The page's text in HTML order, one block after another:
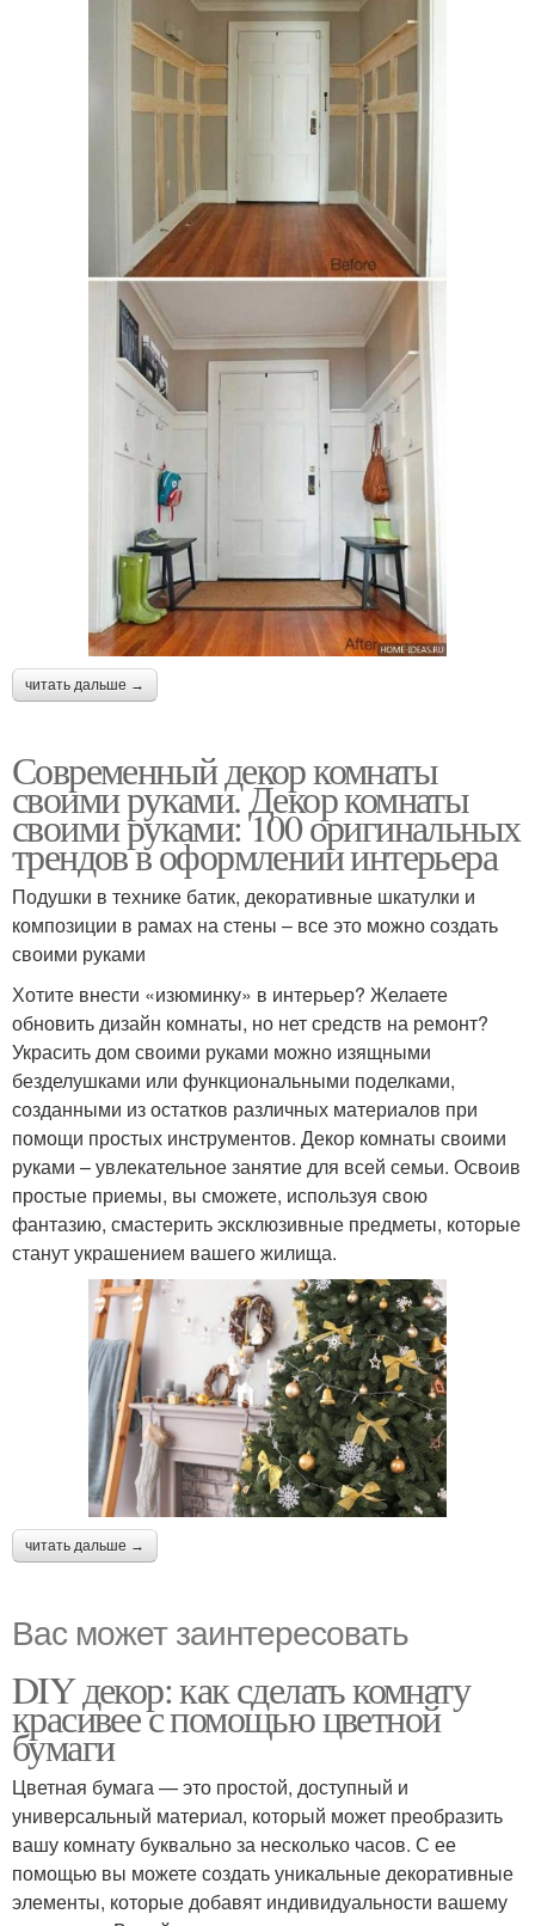
читать дальше →
Современный декор комнаты
своими руками. Декор комнаты
своими руками: 100 оригинальных
трендов в оформлении интерьера
Подушки в технике батик, декоративные шкатулки и
композиции в рамах на стены – все это можно создать
своими руками
Хотите внести «изюминку» в интерьер? Желаете
обновить дизайн комнаты, но нет средств на ремонт?
Украсить дом своими руками можно изящными
безделушками или функциональными поделками,
созданными из остатков различных материалов при
помощи простых инструментов. Декор комнаты своими
руками – увлекательное занятие для всей семьи. Освоив
простые приемы, вы сможете, используя свою
фантазию, смастерить эксклюзивные предметы, которые
станут украшением вашего жилища.
читать дальше →
Вас может заинтересовать
DIY декор: как сделать комнату
красивее с помощью цветной
бумаги
Цветная бумага — это простой, доступный и
универсальный материал, который может преобразить
вашу комнату буквально за несколько часов. С ее
помощью вы можете создать уникальные декоративные
элементы, которые добавят индивидуальности вашему